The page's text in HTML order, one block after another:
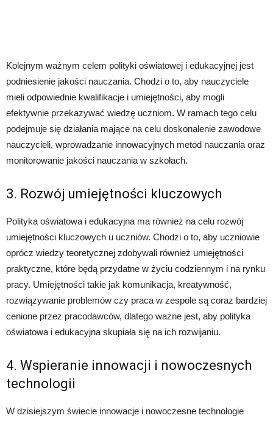
Kolejnym ważnym celem polityki oświatowej i edukacyjnej jest
podniesienie jakości nauczania. Chodzi o to, aby nauczyciele
mieli odpowiednie kwalifikacje i umiejętności, aby mogli
efektywnie przekazywać wiedzę uczniom. W ramach tego celu
podejmuje się działania mające na celu doskonalenie zawodowe
nauczycieli, wprowadzanie innowacyjnych metod nauczania oraz
monitorowanie jakości nauczania w szkołach.
3. Rozwój umiejętności kluczowych
Polityka oświatowa i edukacyjna ma również na celu rozwój
umiejętności kluczowych u uczniów. Chodzi o to, aby uczniowie
oprócz wiedzy teoretycznej zdobywali również umiejętności
praktyczne, które będą przydatne w życiu codziennym i na rynku
pracy. Umiejętności takie jak komunikacja, kreatywność,
rozwiązywanie problemów czy praca w zespole są coraz bardziej
cenione przez pracodawców, dlatego ważne jest, aby polityka
oświatowa i edukacyjna skupiała się na ich rozwijaniu.
4. Wspieranie innowacji i nowoczesnych
technologii
W dzisiejszym świecie innowacje i nowoczesne technologie